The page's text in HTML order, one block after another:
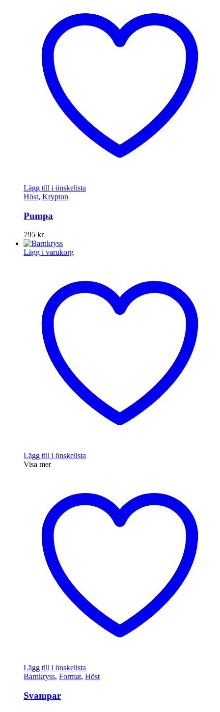
Lägg till i önskelista
Höst, Krypton
Pumpa
795 kr
Lägg i varukorg
Lägg till i önskelista
Visa mer
Lägg till i önskelista
Barnkryss, Format, Höst
Svampar